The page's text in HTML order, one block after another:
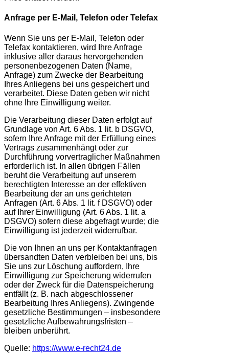
Anfrage per E-Mail, Telefon oder Telefax
Wenn Sie uns per E-Mail, Telefon oder
Telefax kontaktieren, wird Ihre Anfrage
inklusive aller daraus hervorgehenden
personenbezogenen Daten (Name,
Anfrage) zum Zwecke der Bearbeitung
Ihres Anliegens bei uns gespeichert und
verarbeitet. Diese Daten geben wir nicht
ohne Ihre Einwilligung weiter.
Die Verarbeitung dieser Daten erfolgt auf
Grundlage von Art. 6 Abs. 1 lit. b DSGVO,
sofern Ihre Anfrage mit der Erfüllung eines
Vertrags zusammenhängt oder zur
Durchführung vorvertraglicher Maßnahmen
erforderlich ist. In allen übrigen Fällen
beruht die Verarbeitung auf unserem
berechtigten Interesse an der effektiven
Bearbeitung der an uns gerichteten
Anfragen (Art. 6 Abs. 1 lit. f DSGVO) oder
auf Ihrer Einwilligung (Art. 6 Abs. 1 lit. a
DSGVO) sofern diese abgefragt wurde; die
Einwilligung ist jederzeit widerrufbar.
Die von Ihnen an uns per Kontaktanfragen
übersandten Daten verbleiben bei uns, bis
Sie uns zur Löschung auffordern, Ihre
Einwilligung zur Speicherung widerrufen
oder der Zweck für die Datenspeicherung
entfällt (z. B. nach abgeschlossener
Bearbeitung Ihres Anliegens). Zwingende
gesetzliche Bestimmungen – insbesondere
gesetzliche Aufbewahrungsfristen –
bleiben unberührt.
Quelle: https://www.e-recht24.de